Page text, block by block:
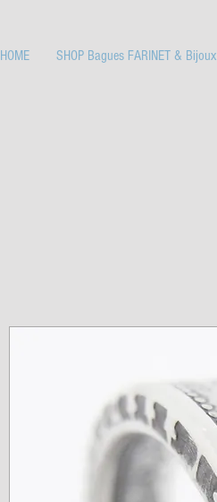
HOME SHOP Bagues FARINET & Bijoux